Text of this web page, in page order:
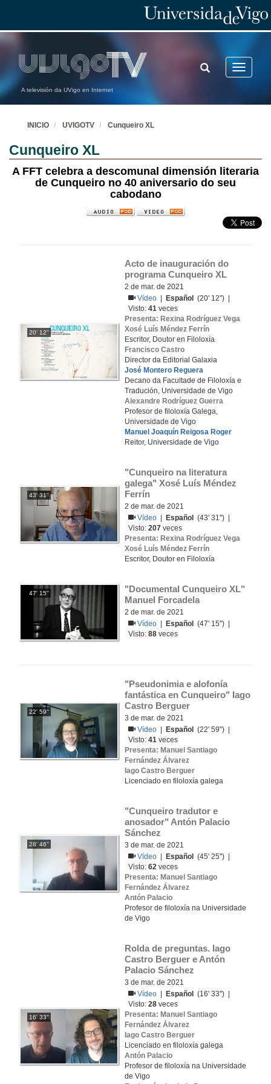
A televisión da UVigo en Internet
Toggle
TOGGLE
SEARCH
INICIO UVIGOTV Cunqueiro XL
Cunqueiro XL
A FFT celebra a descomunal dimensión literaria
de Cunqueiro no 40 aniversario do seu
cabodano
20' 12''
Acto de inauguración do
programa Cunqueiro XL
2 de mar. de 2021
Vídeo
Español
(20' 12'') |
Visto:41 veces
Presenta: Rexina Rodríguez Vega
Xosé Luís Méndez Ferrín
Escritor, Doutor en Filoloxía
Francisco Castro
Director da Editorial Galaxia
José Montero Reguera
Decano da Facultade de Filoloxía e
Tradución, Universidade de Vigo
Alexandre Rodríguez Guerra
Profesor de filoloxía Galega,
Universidade de Vigo
Manuel Joaquín Reigosa Roger
Reitor, Universidade de Vigo
43' 31''
"Cunqueiro na literatura
galega" Xosé Luís Méndez
Ferrín
2 de mar. de 2021
Vídeo
Español
(43' 31'') |
Visto:207 veces
Presenta: Rexina Rodríguez Vega
Xosé Luís Méndez Ferrín
Escritor, Doutor en Filoloxía
47' 15''
"Documental Cunqueiro XL"
Manuel Forcadela
2 de mar. de 2021
Vídeo
Español
(47' 15'') |
Visto:88 veces
22' 59''
"Pseudonimia e alofonía
fantástica en Cunqueiro" Iago
Castro Berguer
3 de mar. de 2021
Vídeo
Español
(22' 59'') |
Visto:41 veces
Presenta: Manuel Santiago
Fernández Álvarez
Iago Castro Berguer
Licenciado en filoloxía galega
28' 46''
"Cunqueiro tradutor e
anosador" Antón Palacio
Sánchez
3 de mar. de 2021
Vídeo
Español
(45' 25'') |
Visto:62 veces
Presenta: Manuel Santiago
Fernández Álvarez
Antón Palacio
Profesor de filoloxía na Universidade
de Vigo
16' 33''
Rolda de preguntas. Iago
Castro Berguer e Antón
Palacio Sánchez
3 de mar. de 2021
Vídeo
Español
(16' 33'') |
Visto:28 veces
Presenta: Manuel Santiago
Fernández Álvarez
Iago Castro Berguer
Licenciado en filoloxía galega
Antón Palacio
Profesor de filoloxía na Universidade
de Vigo